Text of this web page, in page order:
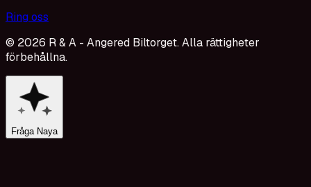
Ring oss
© 2026 R & A - Angered Biltorget. Alla rättigheter
förbehållna.
Fråga Naya